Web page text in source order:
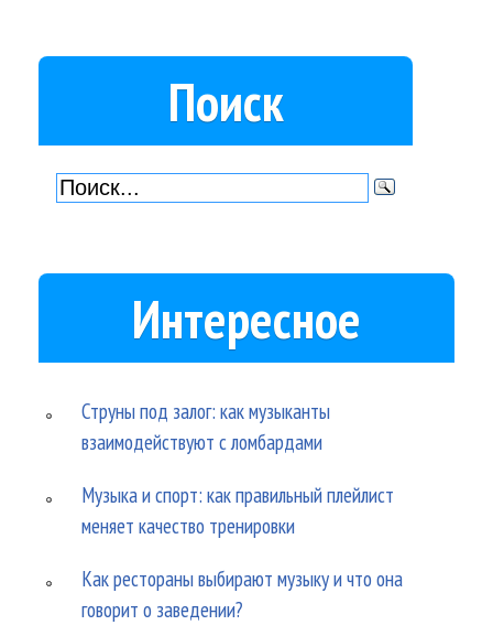
Поиск
Интересное
Струны под залог: как музыканты
взаимодействуют с ломбардами
Музыка и спорт: как правильный плейлист
меняет качество тренировки
Как рестораны выбирают музыку и что она
говорит о заведении?